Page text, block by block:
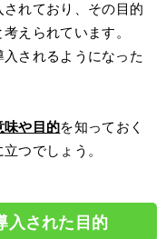
れており、その目的
えられています。
されるようになった
味や目的を知っておく
つでしょう。
入された目的